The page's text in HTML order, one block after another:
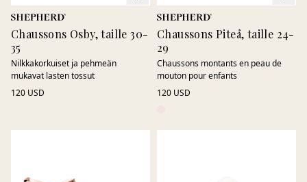
Chaussons Osby, taille 30-
35
Nilkkakorkuiset ja pehmeän
mukavat lasten tossut
120 USD
Chaussons Piteå, taille 24-
29
Chaussons montants en peau de
mouton pour enfants
120 USD